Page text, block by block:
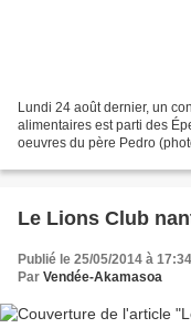
Lundi 24 août dernier, un
alimentaires est parti des
oeuvres du père Pedro
Le Lions Club
Publié le 25/05/2014 à 17:34
Par Vendée-Akamasoa